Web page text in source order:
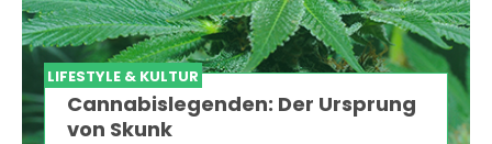
LIFESTYLE & KULTUR
Cannabislegenden: Der Ursprung
von Skunk